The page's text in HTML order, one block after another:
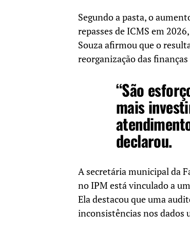
Segundo a pasta, o
repasses de ICMS em
Souza afirmou que o
reorganização das
“São
mais
declarou.
A secretária municipal da
no IPM está vinculado a
Ela destacou que uma
inconsistências nos dados